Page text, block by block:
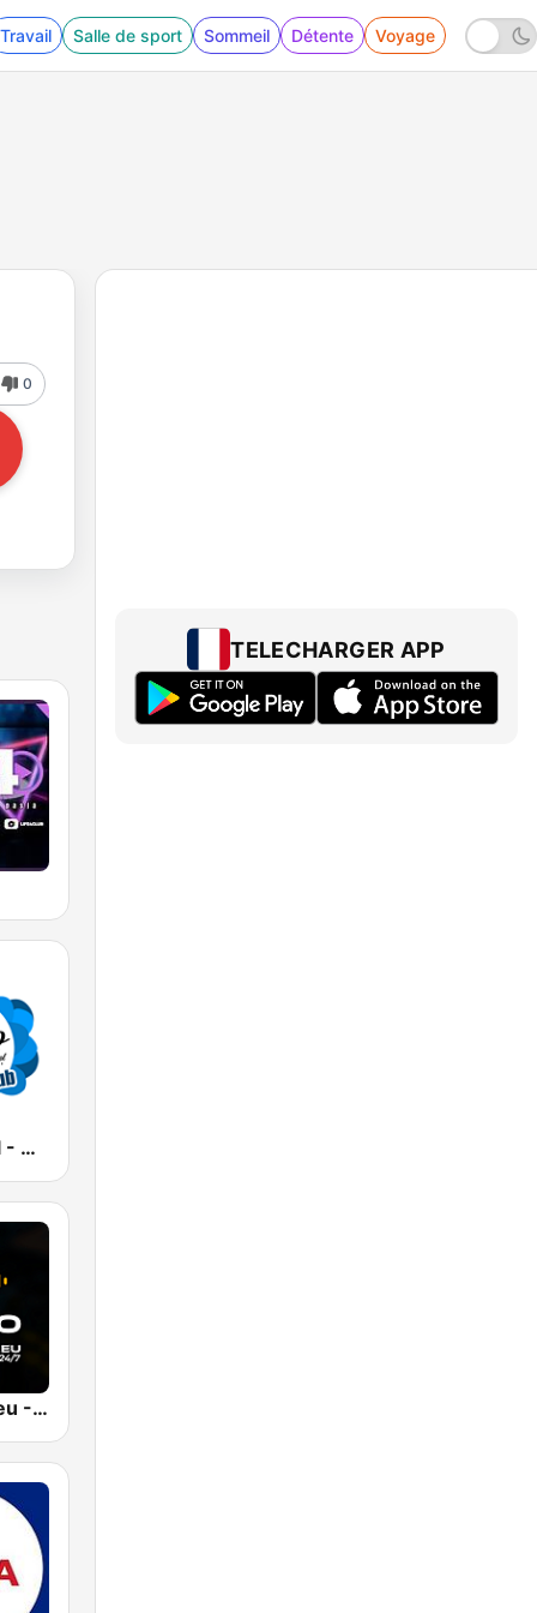
Travail Salle de sport Sommeil Détente Voyage
0
DiscoParty.pl - Club
RadioCmp3.eu - Muzyka Klubowa | Kanał Główny
TELECHARGER APP